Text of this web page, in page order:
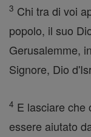
3 Chi tra di voi
popolo, il suo
Gerusalemme,
Signore, Dio
4 E lasciare che
essere aiutato